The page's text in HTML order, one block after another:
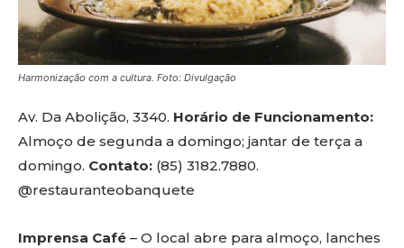
Harmonização com a cultura. Foto: Divulgação
Av. Da Abolição, 3340. Horário de Funcionamento:
Almoço de segunda a domingo; jantar de terça a
domingo. Contato: (85) 3182.7880.
@restauranteobanquete
Imprensa Café – O local abre para almoço, lanches